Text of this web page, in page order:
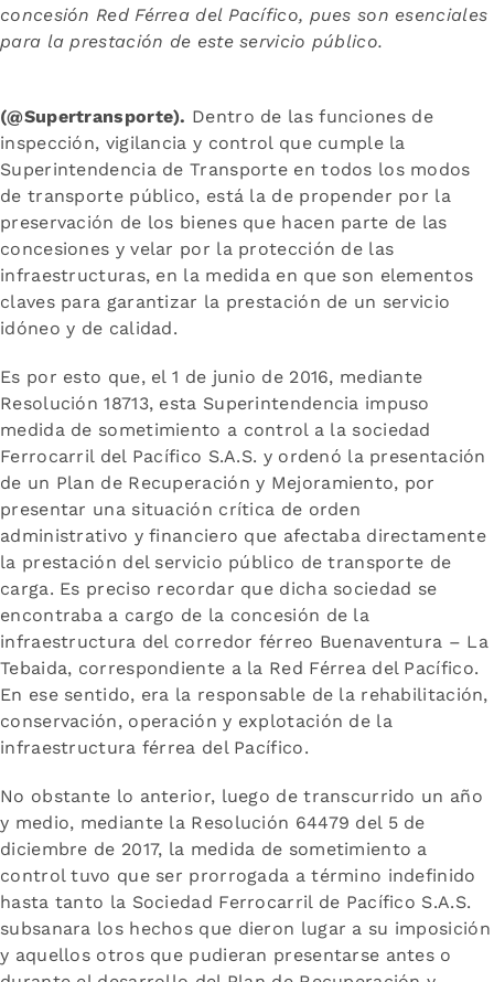
concesión Red Férrea del Pacífico, pues son esenciales
para la prestación de este servicio público.
(@Supertransporte). Dentro de las funciones de
inspección, vigilancia y control que cumple la
Superintendencia de Transporte en todos los modos
de transporte público, está la de propender por la
preservación de los bienes que hacen parte de las
concesiones y velar por la protección de las
infraestructuras, en la medida en que son elementos
claves para garantizar la prestación de un servicio
idóneo y de calidad.
Es por esto que, el 1 de junio de 2016, mediante
Resolución 18713, esta Superintendencia impuso
medida de sometimiento a control a la sociedad
Ferrocarril del Pacífico S.A.S. y ordenó la presentación
de un Plan de Recuperación y Mejoramiento, por
presentar una situación crítica de orden
administrativo y financiero que afectaba directamente
la prestación del servicio público de transporte de
carga. Es preciso recordar que dicha sociedad se
encontraba a cargo de la concesión de la
infraestructura del corredor férreo Buenaventura – La
Tebaida, correspondiente a la Red Férrea del Pacífico.
En ese sentido, era la responsable de la rehabilitación,
conservación, operación y explotación de la
infraestructura férrea del Pacífico.
No obstante lo anterior, luego de transcurrido un año
y medio, mediante la Resolución 64479 del 5 de
diciembre de 2017, la medida de sometimiento a
control tuvo que ser prorrogada a término indefinido
hasta tanto la Sociedad Ferrocarril de Pacífico S.A.S.
subsanara los hechos que dieron lugar a su imposición
y aquellos otros que pudieran presentarse antes o